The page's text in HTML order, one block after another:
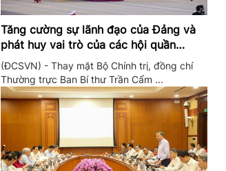
Tăng cường sự lãnh đạo của Đảng và
phát huy vai trò của các hội quần
chúng trong giai đoạn phát triển mới
(ĐCSVN) - Thay mặt Bộ Chính trị, đồng chí
Thường trực Ban Bí thư Trần Cẩm ...